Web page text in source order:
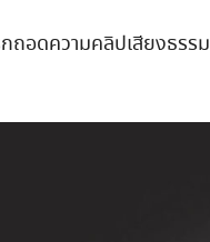
ถอดความคลิปเสียงธรรม